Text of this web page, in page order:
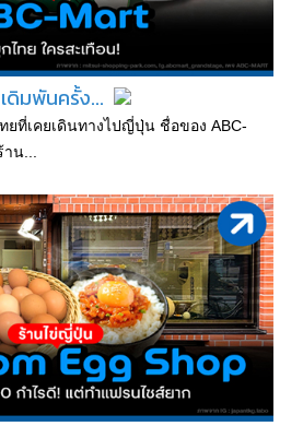
ดิมพันครั้ง...
ยที่เคยเดินทางไปญี่ปุ่น ชื่อของ ABC-
น...